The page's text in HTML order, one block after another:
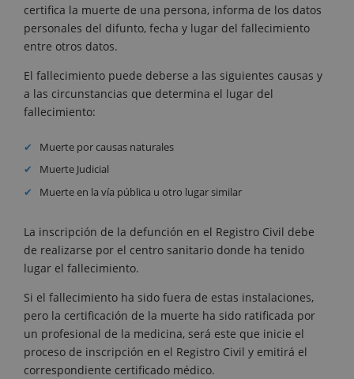
certifica la muerte de una persona, informa de los datos
personales del difunto, fecha y lugar del fallecimiento
entre otros datos.
El fallecimiento puede deberse a las siguientes causas y
a las circunstancias que determina el lugar del
fallecimiento:
Muerte por causas naturales
Muerte Judicial
Muerte en la vía pública u otro lugar similar
La inscripción de la defunción en el Registro Civil debe
de realizarse por el centro sanitario donde ha tenido
lugar el fallecimiento.
Si el fallecimiento ha sido fuera de estas instalaciones,
pero la certificación de la muerte ha sido ratificada por
un profesional de la medicina, será este que inicie el
proceso de inscripción en el Registro Civil y emitirá el
correspondiente certificado médico.